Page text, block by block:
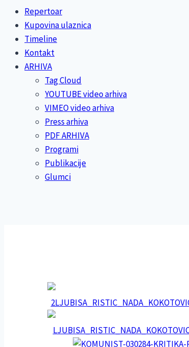
Repertoar
Kupovina ulaznica
Timeline
Kontakt
ARHIVA
Tag Cloud
YOUTUBE video arhiva
VIMEO video arhiva
Press arhiva
PDF ARHIVA
Programi
Publikacije
Glumci